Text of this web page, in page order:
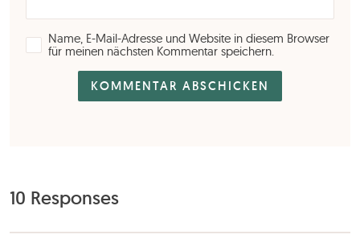
10 Responses
Name, E-Mail-Adresse und Website in diesem Browser
für meinen nächsten Kommentar speichern.